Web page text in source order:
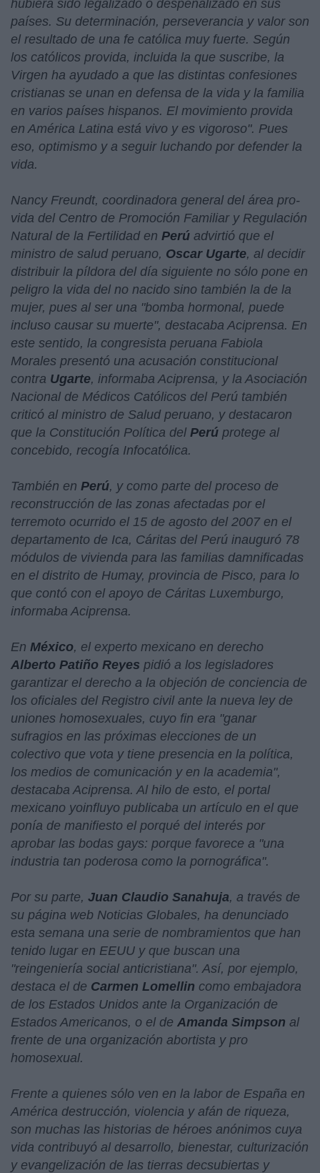
hubiera sido legalizado o despenalizado en sus
países. Su determinación, perseverancia y valor son
el resultado de una fe católica muy fuerte. Según
los católicos provida, incluida la que suscribe, la
Virgen ha ayudado a que las distintas confesiones
cristianas se unan en defensa de la vida y la familia
en varios países hispanos. El movimiento provida
en América Latina está vivo y es vigoroso". Pues
eso, optimismo y a seguir luchando por defender la
vida.
Nancy Freundt, coordinadora general del área pro-
vida del Centro de Promoción Familiar y Regulación
Natural de la Fertilidad en Perú advirtió que el
ministro de salud peruano, Oscar Ugarte, al decidir
distribuir la píldora del día siguiente no sólo pone en
peligro la vida del no nacido sino también la de la
mujer, pues al ser una "bomba hormonal, puede
incluso causar su muerte", destacaba Aciprensa. En
este sentido, la congresista peruana Fabiola
Morales presentó una acusación constitucional
contra Ugarte, informaba Aciprensa, y la Asociación
Nacional de Médicos Católicos del Perú también
criticó al ministro de Salud peruano, y destacaron
que la Constitución Política del Perú protege al
concebido, recogía Infocatólica.
También en Perú, y como parte del proceso de
reconstrucción de las zonas afectadas por el
terremoto ocurrido el 15 de agosto del 2007 en el
departamento de Ica, Cáritas del Perú inauguró 78
módulos de vivienda para las familias damnificadas
en el distrito de Humay, provincia de Pisco, para lo
que contó con el apoyo de Cáritas Luxemburgo,
informaba Aciprensa.
En México, el experto mexicano en derecho
Alberto Patiño Reyes pidió a los legisladores
garantizar el derecho a la objeción de conciencia de
los oficiales del Registro civil ante la nueva ley de
uniones homosexuales, cuyo fin era "ganar
sufragios en las próximas elecciones de un
colectivo que vota y tiene presencia en la política,
los medios de comunicación y en la academia",
destacaba Aciprensa. Al hilo de esto, el portal
mexicano yoinfluyo publicaba un artículo en el que
ponía de manifiesto el porqué del interés por
aprobar las bodas gays: porque favorece a "una
industria tan poderosa como la pornográfica".
Por su parte, Juan Claudio Sanahuja, a través de
su página web Noticias Globales, ha denunciado
esta semana una serie de nombramientos que han
tenido lugar en EEUU y que buscan una
"reingeniería social anticristiana". Así, por ejemplo,
destaca el de Carmen Lomellin como embajadora
de los Estados Unidos ante la Organización de
Estados Americanos, o el de Amanda Simpson al
frente de una organización abortista y pro
homosexual.
Frente a quienes sólo ven en la labor de España en
América destrucción, violencia y afán de riqueza,
son muchas las historias de héroes anónimos cuya
vida contribuyó al desarrollo, bienestar, culturización
y evangelización de las tierras decsubiertas y